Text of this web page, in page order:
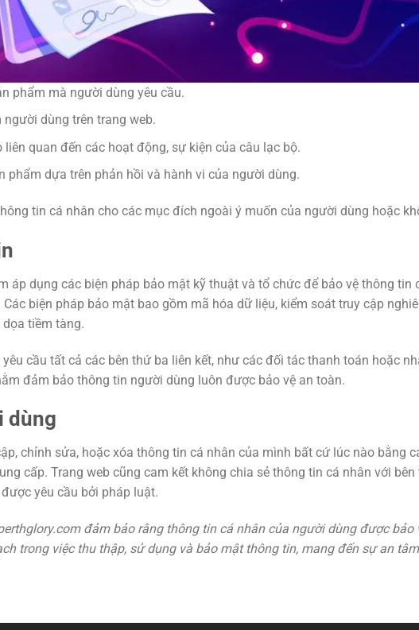
phẩm mà người dùng yêu cầu.
dùng trên trang web.
liên quan đến các hoạt động, sự kiện của câu lạc bộ.
phẩm dựa trên phản hồi và hành vi của người dùng.
tin cá nhân cho các mục đích ngoài ý muốn của người dùng hoặc
áp dụng các biện pháp bảo mật kỹ thuật và tổ chức để bảo vệ thông tin
biện pháp bảo mật bao gồm mã hóa dữ liệu, kiểm soát truy cập
tiềm tàng.
cầu tất cả các bên thứ ba liên kết, như các đối tác thanh toán hoặc
đảm bảo thông tin người dùng luôn được bảo vệ an toàn.
dùng
chỉnh sửa, hoặc xóa thông tin cá nhân của mình bất cứ lúc nào bằng
cấp. Trang web cũng cam kết không chia sẻ thông tin cá nhân với
yêu cầu bởi pháp luật.
đảm bảo rằng thông tin cá nhân của người dùng được bảo
trong việc thu thập, sử dụng và bảo mật thông tin, mang đến sự an